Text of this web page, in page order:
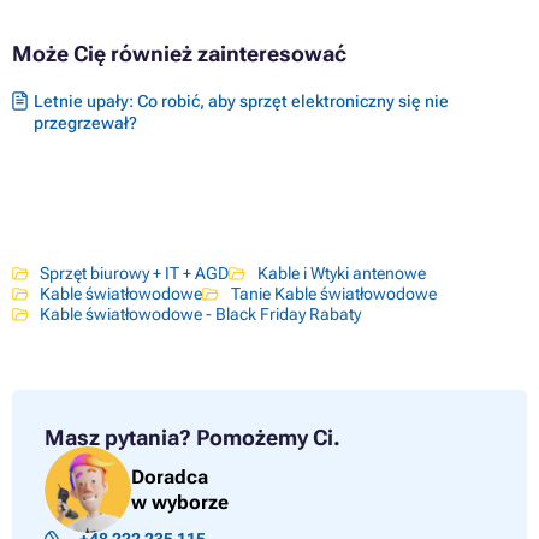
Może Cię również zainteresować
Letnie upały: Co robić, aby sprzęt elektroniczny się nie
przegrzewał?
Sprzęt biurowy + IT + AGD
Kable i Wtyki antenowe
Kable światłowodowe
Tanie Kable światłowodowe
Kable światłowodowe - Black Friday Rabaty
Masz pytania? Pomożemy Ci.
Doradca
w wyborze